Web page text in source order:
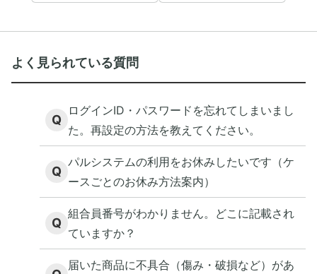
よく見られている質問
Q
ログインID・パスワードを忘れてしまいまし
た。再設定の方法を教えてください。
Q
パルシステムの利用をお休みしたいです（ケ
ースごとのお休み方法案内）
Q
組合員番号がわかりません。どこに記載され
ていますか？
届いた商品に不具合（傷み・破損など）があ